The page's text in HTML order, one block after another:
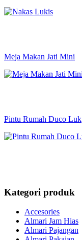
Meja Makan Jati Mini
Pintu Rumah Duco Luk
Kategori produk
Accesories
Almari Jam Hias
Almari Pajangan